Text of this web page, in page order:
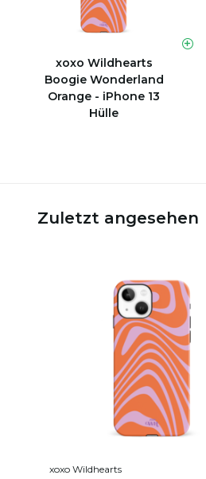
xoxo Wildhearts
Boogie Wonderland
Orange - iPhone 13
Hülle
Zuletzt angesehen
xoxo Wildhearts